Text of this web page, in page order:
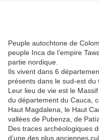
Peuple autochtone de
peuple Inca de l’empire
partie nordique.
Ils vivent dans 6
présents dans le sud-est du
Leur lieu de vie est le
du département du Cauca,
Haut Magdalena, le Haut
vallées de Pubenza, de
Des traces archéologiques
d’une des plus anciennes